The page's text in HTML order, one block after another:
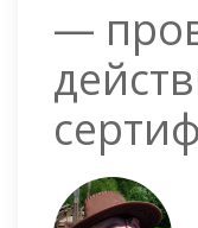
—